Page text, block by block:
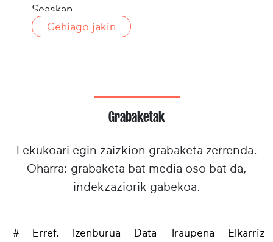
Seaskan.
Gehiago jakin
Grabaketak
Lekukoari egin zaizkion grabaketa zerrenda.
Oharra: grabaketa bat media oso bat da,
indekzaziorik gabekoa.
# Erref. Izenburua Data Iraupena